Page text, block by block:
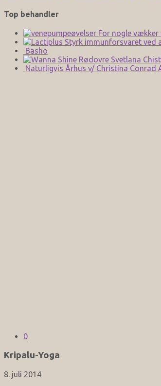
Top behandler
For nogle vækker
Styrk immunforsvaret ved
Basho
Svetlana
Naturligvis Århus v/ Christina Conrad
0
Kripalu-Yoga
8. juli 2014